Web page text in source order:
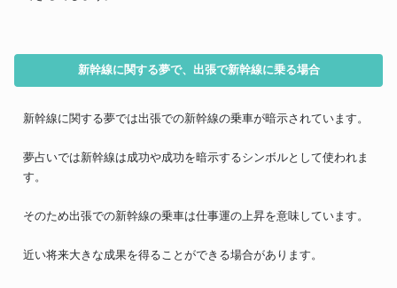
新幹線に関する夢で、出張で新幹線に乗る場合
新幹線に関する夢では出張での新幹線の乗車が暗示されています。
夢占いでは新幹線は成功や成功を暗示するシンボルとして使われま
す。
そのため出張での新幹線の乗車は仕事運の上昇を意味しています。
近い将来大きな成果を得ることができる場合があります。